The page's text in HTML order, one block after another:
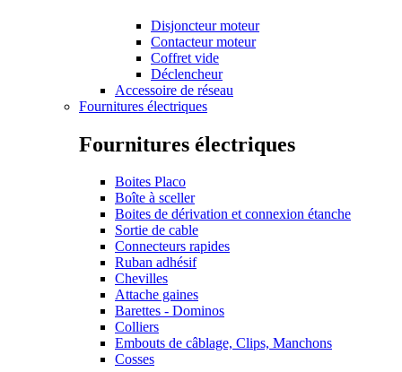
Disjoncteur moteur
Contacteur moteur
Coffret vide
Déclencheur
Accessoire de réseau
Fournitures électriques
Fournitures électriques
Boites Placo
Boîte à sceller
Boites de dérivation et connexion étanche
Sortie de cable
Connecteurs rapides
Ruban adhésif
Chevilles
Attache gaines
Barettes - Dominos
Colliers
Embouts de câblage, Clips, Manchons
Cosses